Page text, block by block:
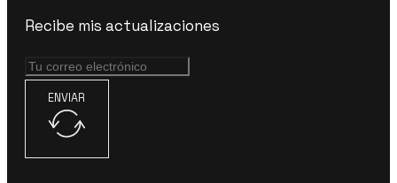
Recibe mis actualizaciones
ENVIAR